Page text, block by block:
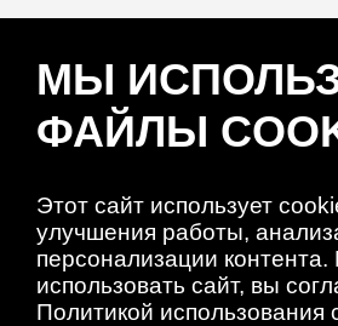
МЫ
ФАЙЛЫ
Этот сайт использует
улучшения работы,
персонализации
использовать сайт, вы
Политикой использования